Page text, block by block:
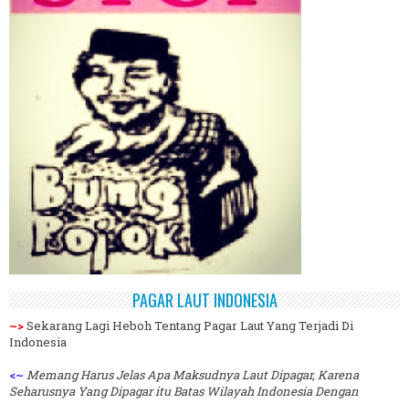
PAGAR LAUT INDONESIA
~>Sekarang Lagi Heboh Tentang Pagar Laut Yang Terjadi Di
Indonesia
<~ Memang Harus Jelas Apa Maksudnya Laut Dipagar, Karena
Seharusnya Yang Dipagar itu Batas Wilayah Indonesia Dengan